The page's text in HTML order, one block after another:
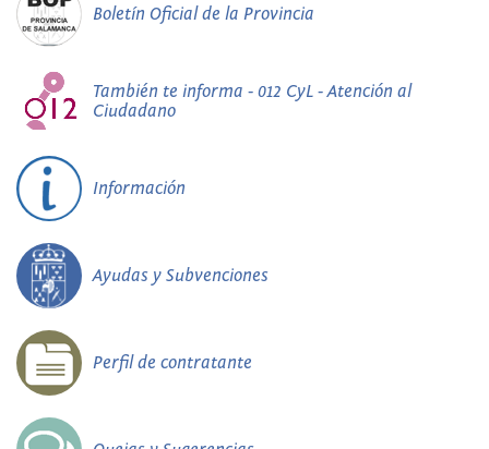
Boletín Oficial de la Provincia
También te informa - 012 CyL - Atención al
Ciudadano
Información
Ayudas y Subvenciones
Perfil de contratante